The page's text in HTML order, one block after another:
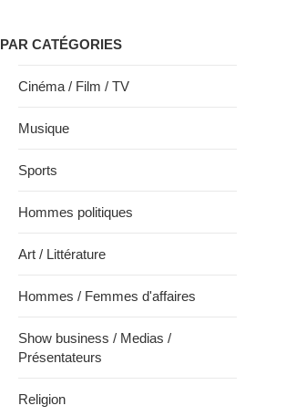
PAR CATÉGORIES
Cinéma / Film / TV
Musique
Sports
Hommes politiques
Art / Littérature
Hommes / Femmes d'affaires
Show business / Medias /
Présentateurs
Religion